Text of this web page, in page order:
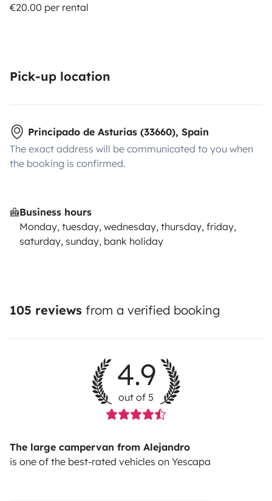
€20.00 per rental
Pick-up location
Principado de Asturias (33660), Spain
The exact address will be communicated to you when
the booking is confirmed.
Business hours
Monday, tuesday, wednesday, thursday, friday,
saturday, sunday, bank holiday
105 reviews from a verified booking
4.9
out of 5
The large campervan from Alejandro
is one of the best-rated vehicles on Yescapa